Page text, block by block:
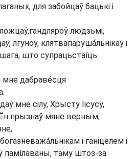
для забойцаў бацькі і
людзьмі,
, лгуноў, клятвапаруша́льнікаў і
што супрацьстаíць
мне дабраве́сця
мне сілу, Хрысту Іісусу,
прызнаў мяне верным,
і ганіцелем і
памíлаваны, таму штоз-за